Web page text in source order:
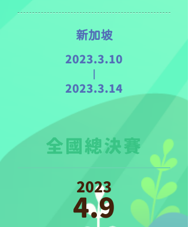
新加坡
2023.3.10
|
2023.3.14
​全國總決賽
2023
4.9